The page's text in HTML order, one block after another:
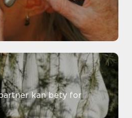
kan bety for